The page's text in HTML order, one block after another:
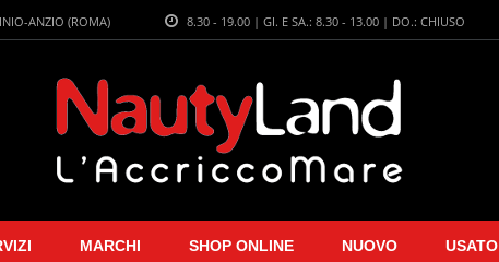
8.30 - 19.00 | GI. E SA.: 8.30 - 13.00 | DO.: CHIUSO
ANZIO (ROMA)
MARCHI SHOP ONLINE NUOVO USATO